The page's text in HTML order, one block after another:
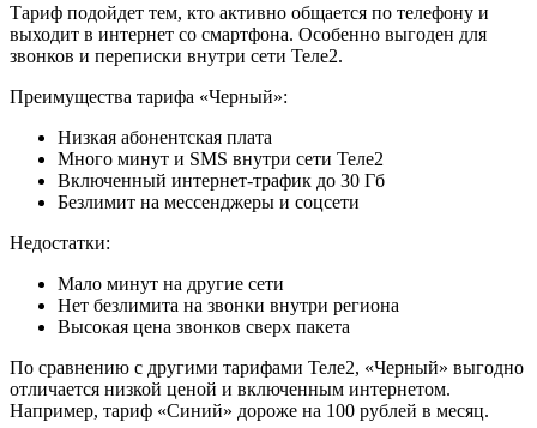
Тариф подойдет тем, кто активно общается по телефону и
выходит в интернет со смартфона. Особенно выгоден для
звонков и переписки внутри сети Теле2.
Преимущества тарифа «Черный»:
Низкая абонентская плата
Много минут и SMS внутри сети Теле2
Включенный интернет-трафик до 30 Гб
Безлимит на мессенджеры и соцсети
Недостатки:
Мало минут на другие сети
Нет безлимита на звонки внутри региона
Высокая цена звонков сверх пакета
По сравнению с другими тарифами Теле2, «Черный» выгодно
отличается низкой ценой и включенным интернетом.
Например, тариф «Синий» дороже на 100 рублей в месяц.